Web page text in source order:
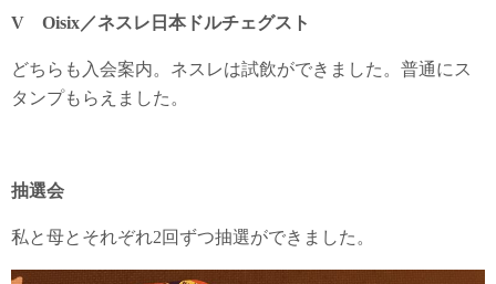
V Oisix／ネスレ日本ドルチェグスト
どちらも入会案内。ネスレは試飲ができました。普通にス
タンプもらえました。
抽選会
私と母とそれぞれ2回ずつ抽選ができました。